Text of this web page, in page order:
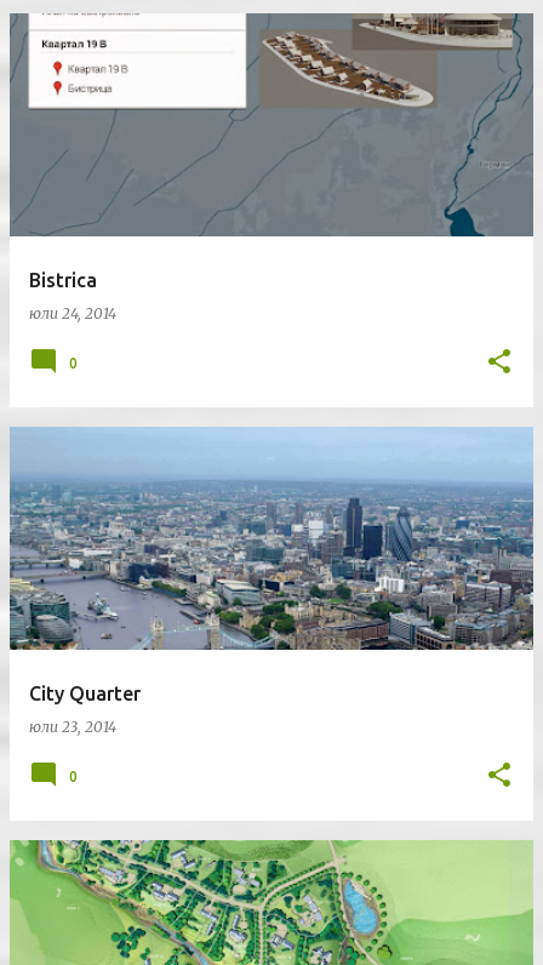
Bistrica
юли 24, 2014
0
City Quarter
юли 23, 2014
0